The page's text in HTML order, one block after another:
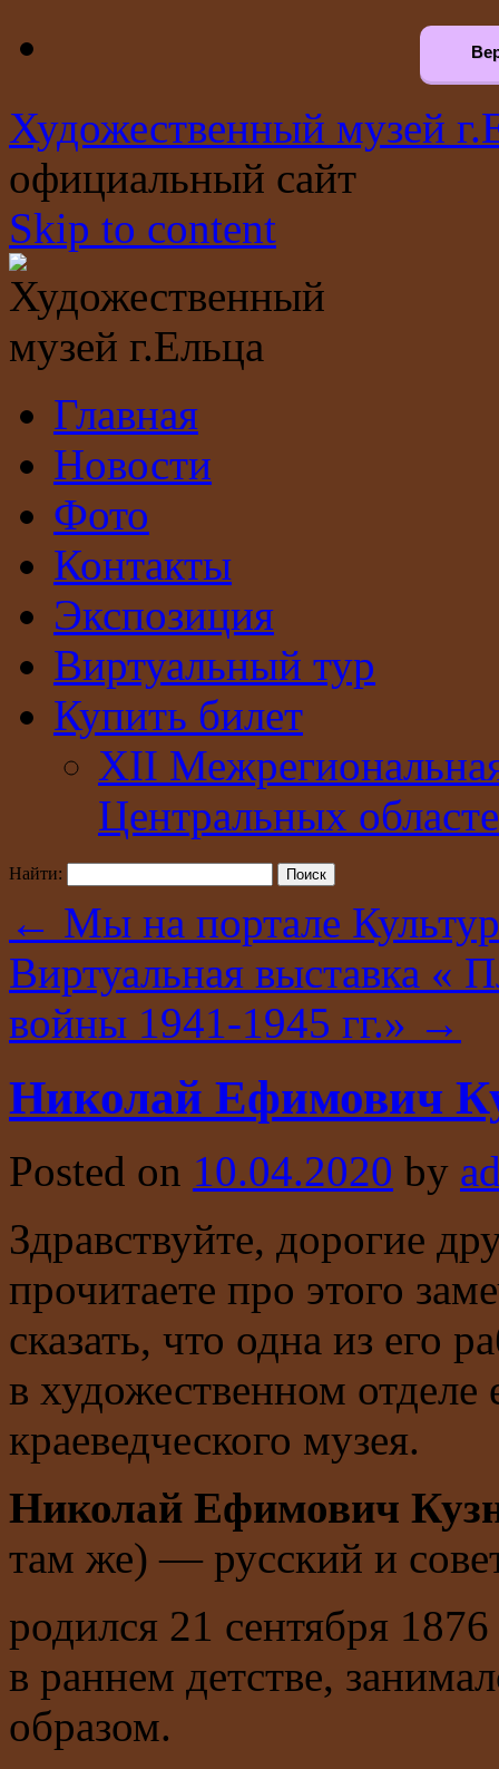
Художественный музей
официальный сайт
Skip to content
Главная
Новости
Фото
Контакты
Экспозиция
Виртуальный тур
Купить билет
XII
Центральных
Найти:
← Мы на портале
Виртуальная выставка «
войны 1941-1945 гг.» →
Николай Ефимович
Posted on 10.04.2020 by
Здравствуйте, дорогие
прочитаете про этого
сказать, что одна из его
в художественном отделе
краеведческого музея.
Николай Ефимович
там же) — русский и
родился 21 сентября
в раннем детстве,
образом.